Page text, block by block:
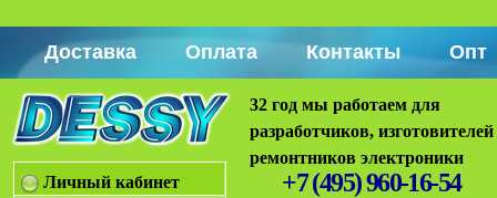
Доставка Оплата Контакты Опт
32 год мы работаем для
разработчиков,
ремонтников электроники
+7 (495) 960-16-54
Личный кабинет